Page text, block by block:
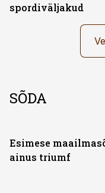
spordiväljakud
SÕDA
Esimese
ainus triumf